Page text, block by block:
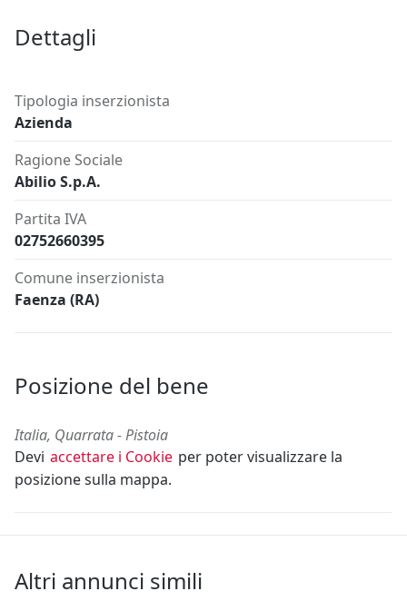
Dettagli
Tipologia inserzionista
Azienda
Ragione Sociale
Abilio S.p.A.
Partita IVA
02752660395
Comune inserzionista
Faenza (RA)
Posizione del bene
Italia, Quarrata - Pistoia
Devi accettare i Cookie per poter visualizzare la
posizione sulla mappa.
Altri annunci simili